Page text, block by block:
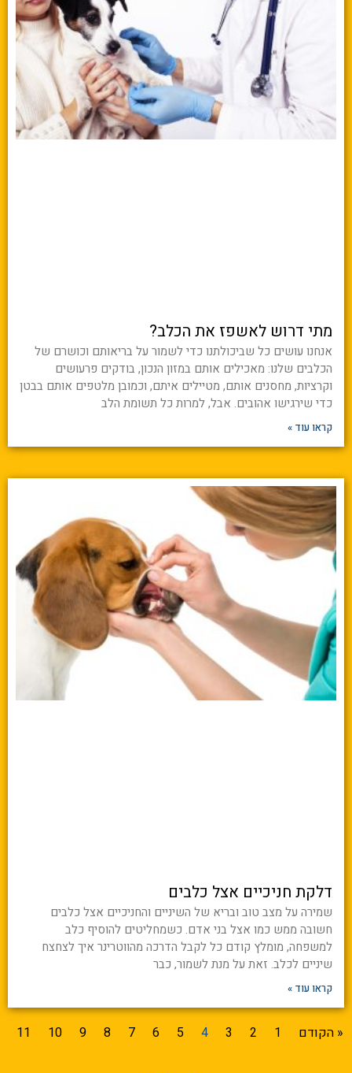
מתי דרוש לאשפז את הכלב?
אנחנו עושים כל שביכולתנו כדי לשמור על בריאותם וכושרם של
הכלבים שלנו: מאכילים אותם במזון הנכון, בודקים פרעושים
וקרציות, מחסנים אותם, מטיילים איתם, וכמובן מלטפים אותם בבטן
כדי שירגישו אהובים. אבל, למרות כל תשומת הלב
קראו עוד »
דלקת חניכיים אצל כלבים
שמירה על מצב טוב ובריא של השיניים והחניכיים אצל כלבים
חשובה ממש כמו אצל בני אדם. כשמחליטים להוסיף כלב
למשפחה, מומלץ קודם כל לקבל הדרכה מהווטרינר איך לצחצח
שיניים לכלב. זאת על מנת לשמור, כבר
קראו עוד »
« הקודם 1
2
3
4
5
6
7
8
9
10
11